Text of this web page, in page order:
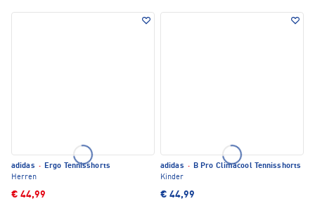
adidas · Ergo Tennisshorts
Herren
€ 44,99
adidas · B Pro Climacool Tennisshorts
Kinder
€ 44,99